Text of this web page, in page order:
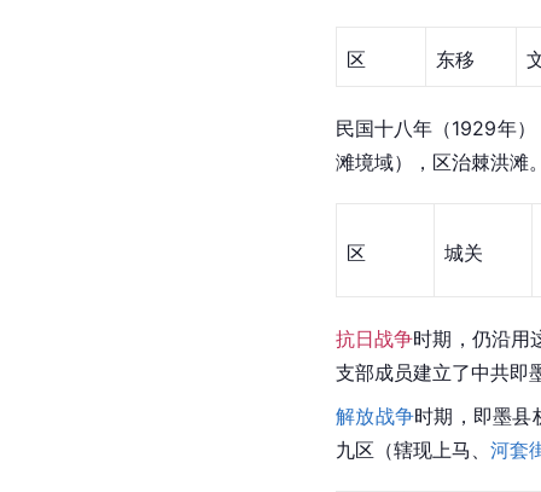
区 东移
民国十八年（1929年
滩境域），区治棘洪滩
区 城关
抗日战争时期，仍沿用
支部成员建立了中共即
解放战争时期，即墨县
九区（辖现上马、 河套